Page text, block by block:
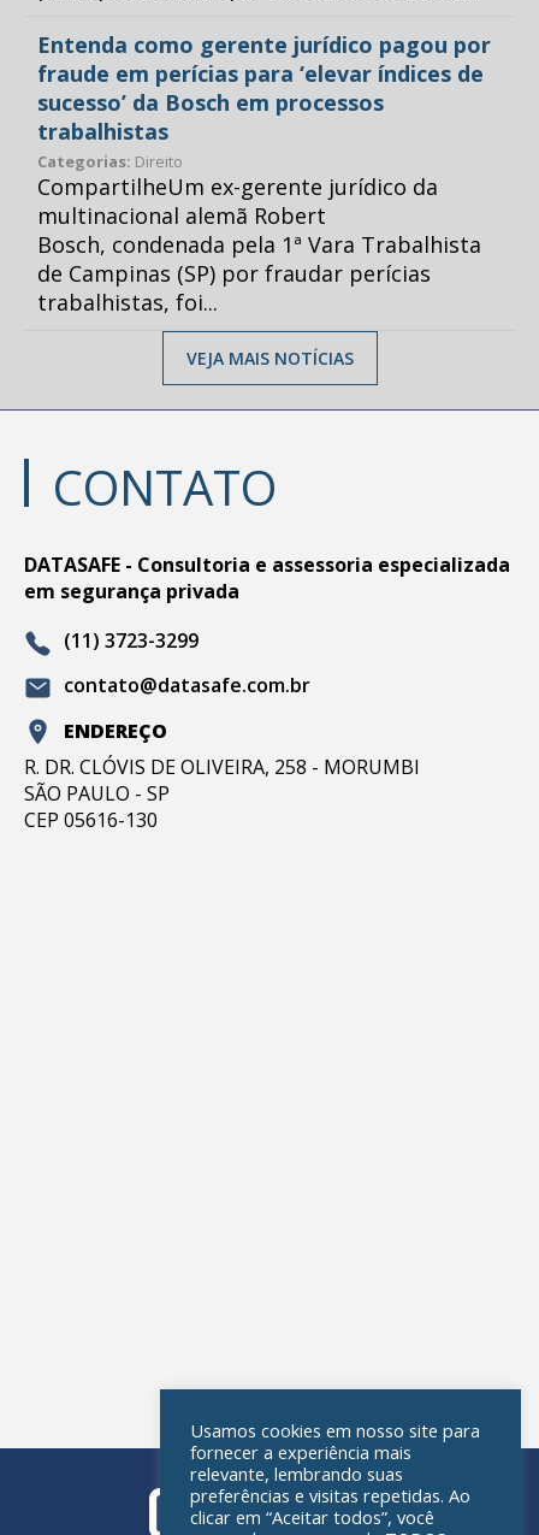
Entenda como gerente jurídico pagou por
fraude em perícias para ‘elevar índices de
sucesso’ da Bosch em processos
trabalhistas
Categorias: Direito
CompartilheUm ex-gerente jurídico da
multinacional alemã Robert
Bosch, condenada pela 1ª Vara Trabalhista
de Campinas (SP) por fraudar perícias
trabalhistas, foi...
VEJA MAIS NOTÍCIAS
CONTATO
DATASAFE - Consultoria e assessoria especializada
em segurança privada
(11) 3723-3299
contato@datasafe.com.br
ENDEREÇO
R. DR. CLÓVIS DE OLIVEIRA, 258 - MORUMBI
SÃO PAULO - SP
CEP 05616-130
Usamos cookies em nosso site para
fornecer a experiência mais
relevante, lembrando suas
preferências e visitas repetidas. Ao
clicar em “Aceitar todos”, você